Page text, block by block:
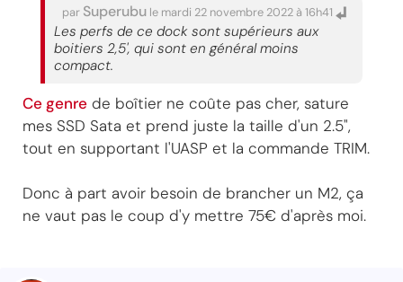
par Superubu le mardi 22 novembre 2022 à 16h41
Les perfs de ce dock sont supérieurs aux
boitiers 2,5', qui sont en général moins
compact.
Ce genre de boîtier ne coûte pas cher, sature
mes SSD Sata et prend juste la taille d'un 2.5",
tout en supportant l'UASP et la commande TRIM.
Donc à part avoir besoin de brancher un M2, ça
ne vaut pas le coup d'y mettre 75€ d'après moi.